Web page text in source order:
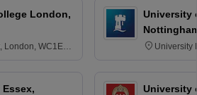
London,
London, WC1E
University
University
University